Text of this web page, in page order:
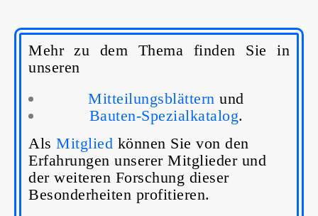
Mehr zu dem Thema finden Sie in
unseren
Mitteilungsblättern und
Bauten-Spezialkatalog.
Als Mitglied können Sie von den
Erfahrungen unserer Mitglieder und
der weiteren Forschung dieser
Besonderheiten profitieren.